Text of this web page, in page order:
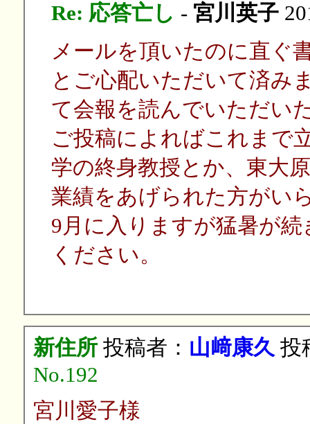
Re: 応答亡し - 宮川英子
メールを頂いたのに直ぐ
とご心配いただいて済み
て会報を読んでいただい
ご投稿によればこれまで
学の終身教授とか、東大
業績をあげられた方がい
9月に入りますが猛暑が
ください。
新住所 投稿者： 山﨑康久 投
No.192
宮川愛子様